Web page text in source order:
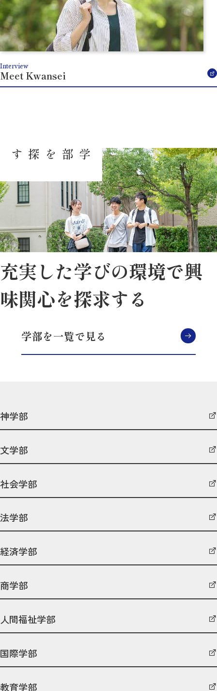
Interview
Meet Kwansei
学部を探す
充実した学びの環境で興
味関心を探求する
学部を一覧で見る
神学部
文学部
社会学部
法学部
経済学部
商学部
人間福祉学部
国際学部
教育学部